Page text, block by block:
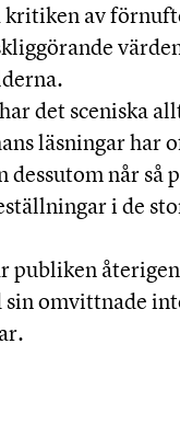
kritiken av
det sceniska
läsningar har
når så
i de
publiken
omvittnade